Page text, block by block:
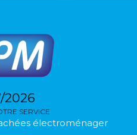
2026
SERVICE
électroménager